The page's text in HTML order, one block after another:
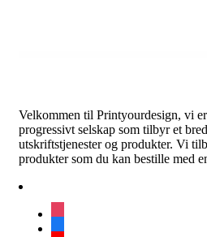
Velkommen til Printyourdesign, vi
progressivt selskap som tilbyr et
utskriftstjenester og produkter. Vi
produkter som du kan bestille med